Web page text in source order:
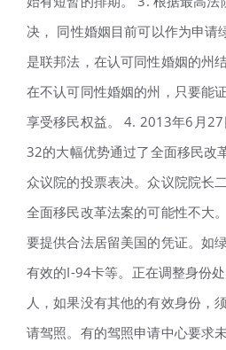
决， 同性婚姻目前可以作为申请
是联邦法，在认可同性婚姻的州
在不认可同性婚姻的州，只要能
享受移民权益。 4. 2013年6月
32的大幅优势通过了全面移民改
众议院的投票表决。众议院院长
全面移民改革法案的可能性不大
要提供合法居留美国的凭证。如
有效的I-94卡等。正在调整身份
人，如果没有其他的有效身份，
请驾照。有的驾照申请中心要求